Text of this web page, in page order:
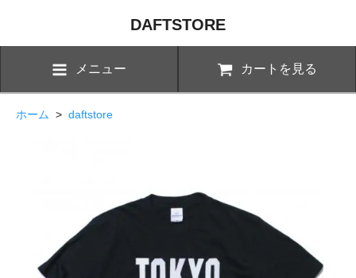
DAFTSTORE
メニュー カートを見る
ホーム > daftstore